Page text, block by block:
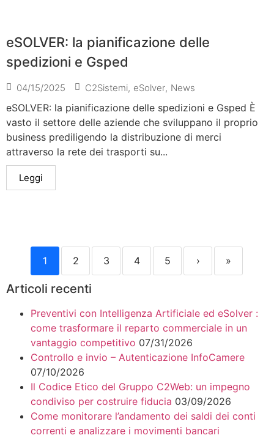
eSOLVER: la pianificazione delle
spedizioni e Gsped
04/15/2025 C2Sistemi, eSolver, News
eSOLVER: la pianificazione delle spedizioni e Gsped È
vasto il settore delle aziende che sviluppano il proprio
business prediligendo la distribuzione di merci
attraverso la rete dei trasporti su...
Leggi
1 2 3 4 5 › »
Articoli recenti
Preventivi con Intelligenza Artificiale ed eSolver :
come trasformare il reparto commerciale in un
vantaggio competitivo 07/31/2026
Controllo e invio – Autenticazione InfoCamere
07/10/2026
Il Codice Etico del Gruppo C2Web: un impegno
condiviso per costruire fiducia 03/09/2026
Come monitorare l’andamento dei saldi dei conti
correnti e analizzare i movimenti bancari